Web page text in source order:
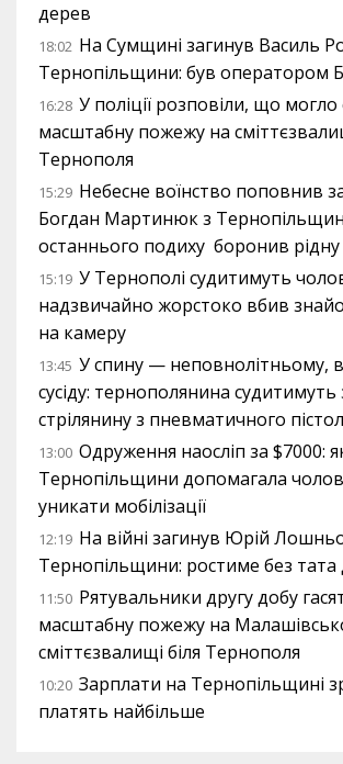
дерев
18:02 На Сумщині загинув Василь
Тернопільщини: був оператором
16:28 У поліції розповіли, що
масштабну пожежу на
Тернополя
15:29 Небесне воїнство поповнив
Богдан Мартинюк з
останнього подиху боронив
15:19 У Тернополі судитимуть
надзвичайно жорстоко вбив
на камеру
13:45 У спину — неповнолітньому,
сусіду: тернополянина судитимуть
стрілянину з пневматичного
13:00 Одруження наосліп за $7000:
Тернопільщини допомагала
уникати мобілізації
12:19 На війні загинув Юрій
Тернопільщини: ростиме без тата
11:50 Рятувальники другу добу
масштабну пожежу на
сміттєзвалищі біля Тернополя
10:20 Зарплати на Тернопільщині
платять найбільше